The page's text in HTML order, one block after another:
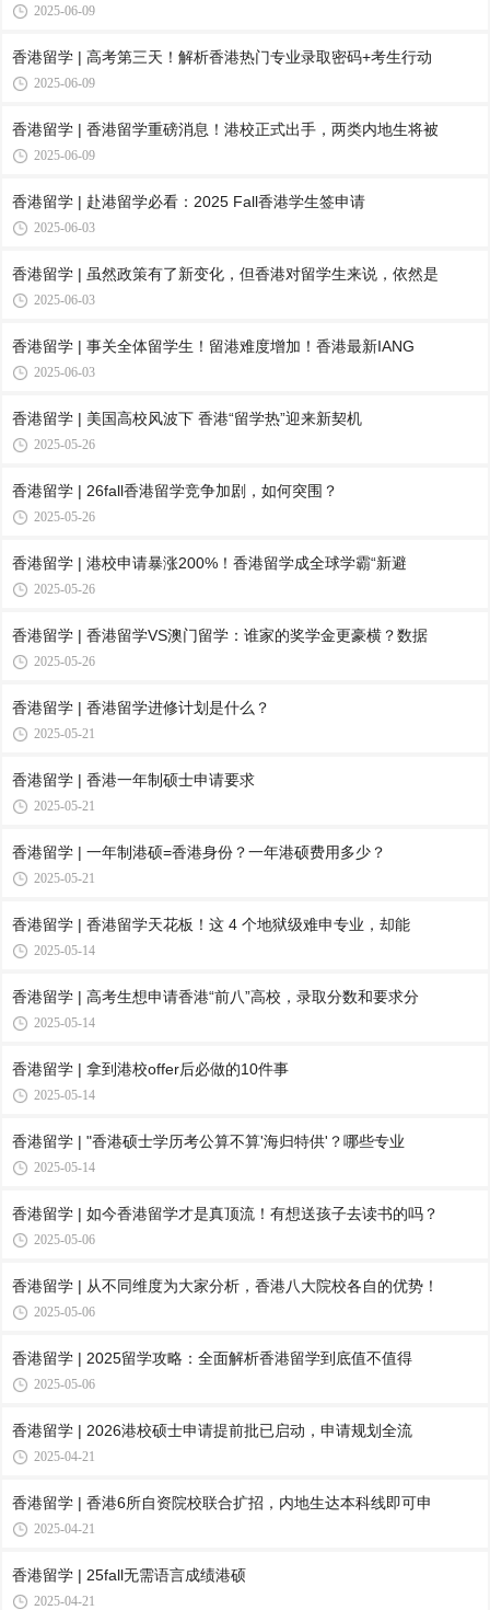
2025-06-09
香港留学 | 高考第三天！解析香港热门专业录取密码+考生行动
2025-06-09
香港留学 | 香港留学重磅消息！港校正式出手，两类内地生将被
2025-06-09
香港留学 | 赴港留学必看：2025 Fall香港学生签申请
2025-06-03
香港留学 | 虽然政策有了新变化，但香港对留学生来说，依然是
2025-06-03
香港留学 | 事关全体留学生！留港难度增加！香港最新IANG
2025-06-03
香港留学 | 美国高校风波下 香港“留学热”迎来新契机
2025-05-26
香港留学 | 26fall香港留学竞争加剧，如何突围？
2025-05-26
香港留学 | 港校申请暴涨200%！香港留学成全球学霸“新避
2025-05-26
香港留学 | 香港留学VS澳门留学：谁家的奖学金更豪横？数据
2025-05-26
香港留学 | 香港留学进修计划是什么？
2025-05-21
香港留学 | 香港一年制硕士申请要求
2025-05-21
香港留学 | 一年制港硕=香港身份？一年港硕费用多少？
2025-05-21
香港留学 | 香港留学天花板！这 4 个地狱级难申专业，却能
2025-05-14
香港留学 | 高考生想申请香港“前八”高校，录取分数和要求分
2025-05-14
香港留学 | 拿到港校offer后必做的10件事
2025-05-14
香港留学 | "香港硕士学历考公算不算'海归特供'？哪些专业
2025-05-14
香港留学 | 如今香港留学才是真顶流！有想送孩子去读书的吗？
2025-05-06
香港留学 | 从不同维度为大家分析，香港八大院校各自的优势！
2025-05-06
香港留学 | 2025留学攻略：全面解析香港留学到底值不值得
2025-05-06
香港留学 | 2026港校硕士申请提前批已启动，申请规划全流
2025-04-21
香港留学 | 香港6所自资院校联合扩招，内地生达本科线即可申
2025-04-21
香港留学 | 25fall无需语言成绩港硕
2025-04-21